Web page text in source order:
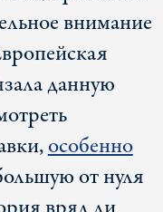
внимание
данную
особенно
от нуля